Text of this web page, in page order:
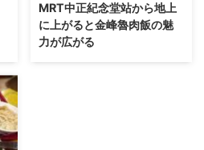
MRT中正紀念堂站から地上
に上がると金峰魯肉飯の魅
力が広がる